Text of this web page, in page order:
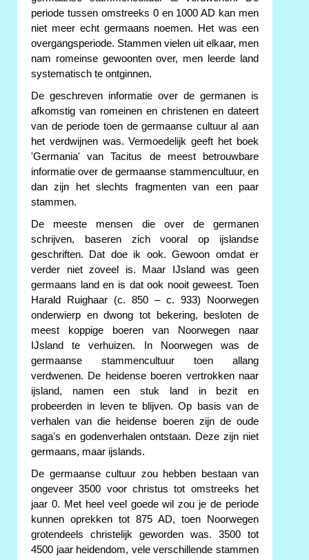
periode tussen omstreeks 0 en 1000 AD kan men
niet meer echt germaans noemen. Het was een
overgangsperiode. Stammen vielen uit elkaar, men
nam romeinse gewoonten over, men leerde land
systematisch te ontginnen.
De geschreven informatie over de germanen is
afkomstig van romeinen en christenen en dateert
van de periode toen de germaanse cultuur al aan
het verdwijnen was. Vermoedelijk geeft het boek
'Germania' van Tacitus de meest betrouwbare
informatie over de germaanse stammencultuur, en
dan zijn het slechts fragmenten van een paar
stammen.
De meeste mensen die over de germanen
schrijven, baseren zich vooral op ijslandse
geschriften. Dat doe ik ook. Gewoon omdat er
verder niet zoveel is. Maar IJsland was geen
germaans land en is dat ook nooit geweest. Toen
Harald Ruighaar (c. 850 – c. 933) Noorwegen
onderwierp en dwong tot bekering, besloten de
meest koppige boeren van Noorwegen naar
IJsland te verhuizen. In Noorwegen was de
germaanse stammencultuur toen allang
verdwenen. De heidense boeren vertrokken naar
ijsland, namen een stuk land in bezit en
probeerden in leven te blijven. Op basis van de
verhalen van die heidense boeren zijn de oude
saga's en godenverhalen ontstaan. Deze zijn niet
germaans, maar ijslands.
De germaanse cultuur zou hebben bestaan van
ongeveer 3500 voor christus tot omstreeks het
jaar 0. Met heel veel goede wil zou je de periode
kunnen oprekken tot 875 AD, toen Noorwegen
grotendeels christelijk geworden was. 3500 tot
4500 jaar heidendom, vele verschillende stammen